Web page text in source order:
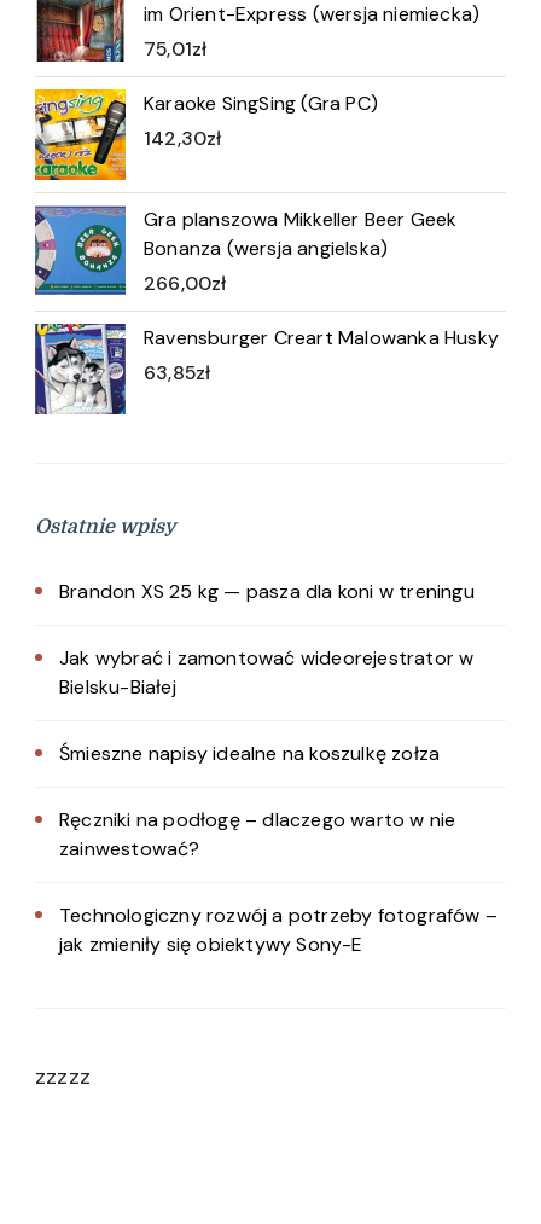
im Orient-Express (wersja niemiecka)
75,01zł
Karaoke SingSing (Gra PC)
142,30zł
Gra planszowa Mikkeller Beer Geek
Bonanza (wersja angielska)
266,00zł
Ravensburger Creart Malowanka Husky
63,85zł
Ostatnie wpisy
Brandon XS 25 kg — pasza dla koni w treningu
Jak wybrać i zamontować wideorejestrator w
Bielsku-Białej
Śmieszne napisy idealne na koszulkę zołza
Ręczniki na podłogę – dlaczego warto w nie
zainwestować?
Technologiczny rozwój a potrzeby fotografów –
jak zmieniły się obiektywy Sony-E
zzzzz